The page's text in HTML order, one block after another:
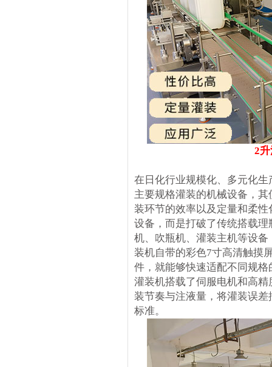
2
在日化行业规模化、多元化
主要规格灌装的机械设备，
装环节的效率以及定量和柔
设备，而是打破了传统搭载
机、吹瓶机、灌装主机等设
装机自带的彩色7寸高清触摸
件，就能够快速适配不同规
灌装机搭载了伺服电机和高
装节奏与注液量，将灌装误
标准。